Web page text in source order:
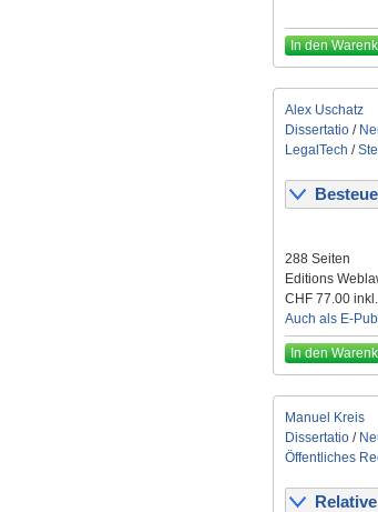
In den
Alex Uschatz
Dissertatio /
LegalTech /
288 Seiten
Editions
CHF 77.00
Auch als E-
In den
Manuel Kreis
Dissertatio /
Öffentliches